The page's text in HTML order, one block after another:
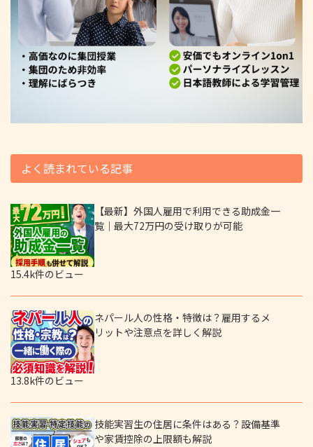
よく読まれている記事
【最新】外国人雇用で利用できる助成金一
覧｜最大72万円の受け取りが可能
15.4k件のビュー
ネパール人の性格・特徴は？雇用するメ
リットや注意点を詳しく解説
13.8k件のビュー
技能実習生の住居に条件はある？設備基準
や家賃控除の上限額も解説